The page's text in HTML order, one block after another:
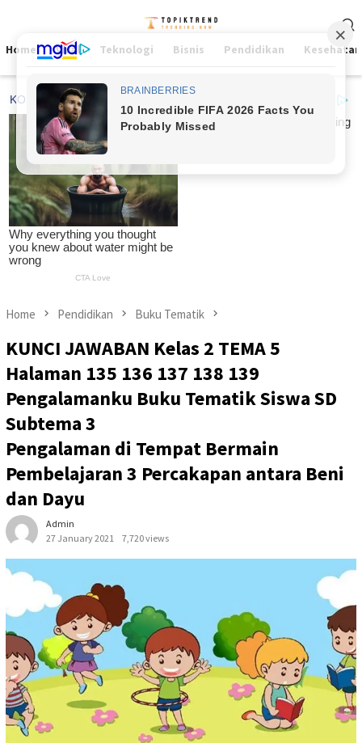
contentMenu
Home Viral Teknologi Bisnis Pendidikan Kesehatan
Home Pendidikan Buku Tematik
KUNCI JAWABAN Kelas 2 TEMA 5
Halaman 135 136 137 138 139
Pengalamanku Buku Tematik Siswa SD
Subtema 3
Pengalaman di Tempat Bermain
Pembelajaran 3 Percakapan antara Beni
dan Dayu
Admin
27 January 2021
7,720 views